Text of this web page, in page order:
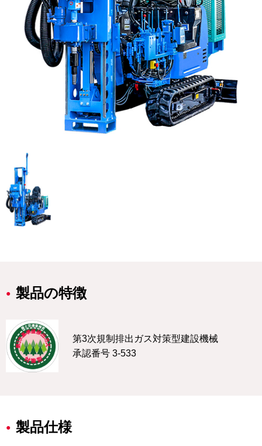
製品の特徴
第3次規制排出ガス対策型建設機械
承認番号 3-533
製品仕様